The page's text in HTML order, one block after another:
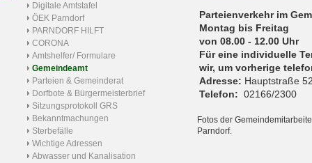
Digitale Amtstafel
ÖEK Parndorf
PARNDORF HILFT
CORONA
Amtshelfer/ Formulare
Gemeindeamt
Parteien & Gemeinderat
Dorfbote & Bürgermeisterbrief
Sitzungsprotokoll GRS
Bekanntmachungen
Sterbefälle
Wichtige Adressen
Abwasser und Kanalisation
Parteienverkehr
Montag bis Freitag
von 08.00 - 12.00 Uhr
Für eine individuelle
wir, um vorherige
Adresse: Hauptstraße
Telefon: 02166/2300
Fotos der
Parndorf.